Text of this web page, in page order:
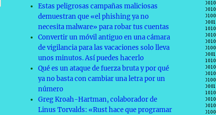
Estas peligrosas campañas maliciosas
demuestran que «el phishing ya no
necesita malware» para robar tus cuentas
Convertir un móvil antiguo en una cámara
de vigilancia para las vacaciones solo lleva
unos minutos. Así puedes hacerlo
Qué es un ataque de fuerza bruta y por qué
ya no basta con cambiar una letra por un
número
Greg Kroah-Hartman, colaborador de
Linus Torvalds: «Rust hace que programar